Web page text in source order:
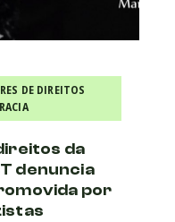
DE DIREITOS
da
denuncia
por